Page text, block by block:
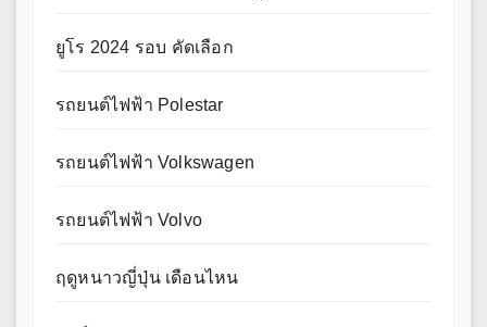
ยูโร 2024 รอบ คัดเลือก
รถยนต์ไฟฟ้า Polestar
รถยนต์ไฟฟ้า Volkswagen
รถยนต์ไฟฟ้า Volvo
ฤดูหนาวญี่ปุ่น เดือนไหน